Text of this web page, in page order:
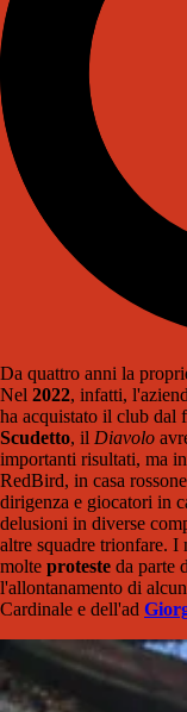
Da quattro anni la
Nel 2022, infatti,
ha acquistato il club dal
Scudetto, il Diavolo
importanti risultati, ma
RedBird, in casa
dirigenza e giocatori in
delusioni in diverse
altre squadre trionfare. I
molte proteste da parte
l'allontanamento di
Cardinale e dell'ad